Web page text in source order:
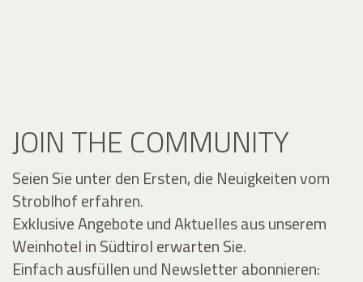
JOIN THE COMMUNITY
Seien Sie unter den Ersten, die Neuigkeiten vom
Stroblhof erfahren.
Exklusive Angebote und Aktuelles aus unserem
Weinhotel in Südtirol erwarten Sie.
Einfach ausfüllen und Newsletter abonnieren: